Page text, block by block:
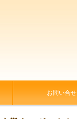
お問い合せ